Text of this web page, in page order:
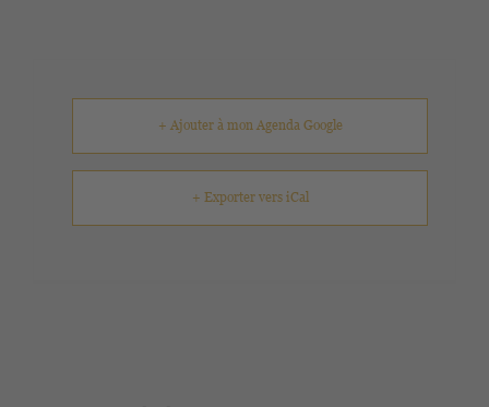
+ Ajouter à mon Agenda Google
+ Exporter vers iCal